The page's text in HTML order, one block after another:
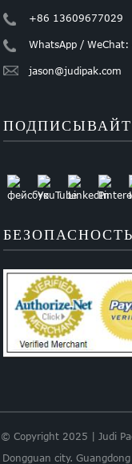
+86 13609677029
WhatsApp /
jason@judipak.com
© Copyright 2025 | Judi
Dongguan city.